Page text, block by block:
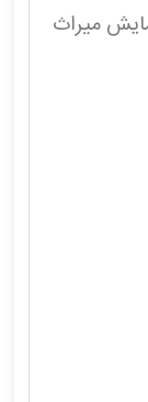
میراث